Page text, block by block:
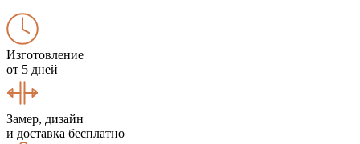
Изготовление
от 5 дней
Замер, дизайн
и доставка бесплатно